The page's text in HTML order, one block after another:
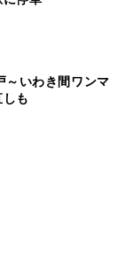
～いわき間ワンマ
も